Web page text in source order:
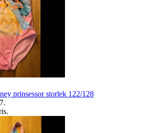
prinsessor storlek 122/128
.
.